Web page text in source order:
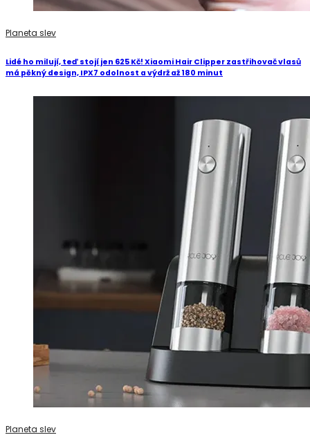
Planeta slev
Lidé ho milují, teď stojí jen 625 Kč! Xiaomi Hair Clipper zastřihovač vlasů
má pěkný design, IPX7 odolnost a výdrž až 180 minut
Planeta slev